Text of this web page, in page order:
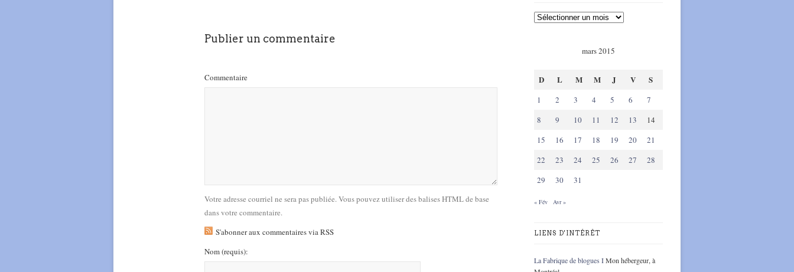
Publier un commentaire
Commentaire
Votre adresse courriel ne sera pas publiée. Vous pouvez utiliser des balises HTML de base
dans votre commentaire.
S'abonner aux commentaires via RSS
Nom(requis):
mars 2015
D L M M J V S
1 2 3 4 5 6
7
8
9 10 11 12 13
14
15
16 17 18 19 20
21
22
23 24 25 26 27
28
29
30 31
« Fév Avr »
LIENS D'INTÉRÊT
La Fabrique de blogues IMon hébergeur, à